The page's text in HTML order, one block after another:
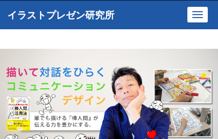
イラストプレゼン研究所